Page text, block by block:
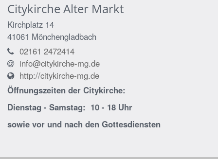
Citykirche Alter Markt
Kirchplatz 14
41061 Mönchengladbach
02161 2472414
info@citykirche-mg.de
http://citykirche-mg.de
Öffnungszeiten der Citykirche:
Dienstag - Samstag: 10 - 18 Uhr
sowie vor und nach den Gottesdiensten